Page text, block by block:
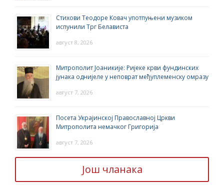
Стихови Теодоре Ковач употпуњени музиком
испунили Трг Белависта
август 8, 2026
Митрополит Јоаникије: Ријеке крви фундинских
јунака однијеле у неповрат међуплеменску омразу
август 7, 2026
Посета Украјинској Православној Цркви
Митрополита немачког Григорија
август 7, 2026
Још чланака